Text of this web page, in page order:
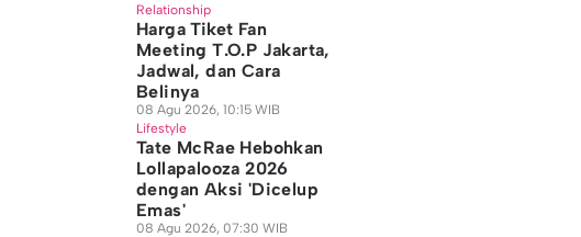
Relationship
Harga Tiket Fan
Meeting T.O.P Jakarta,
Jadwal, dan Cara
Belinya
08 Agu 2026, 10:15 WIB
Lifestyle
Tate McRae Hebohkan
Lollapalooza 2026
dengan Aksi 'Dicelup
Emas'
08 Agu 2026, 07:30 WIB